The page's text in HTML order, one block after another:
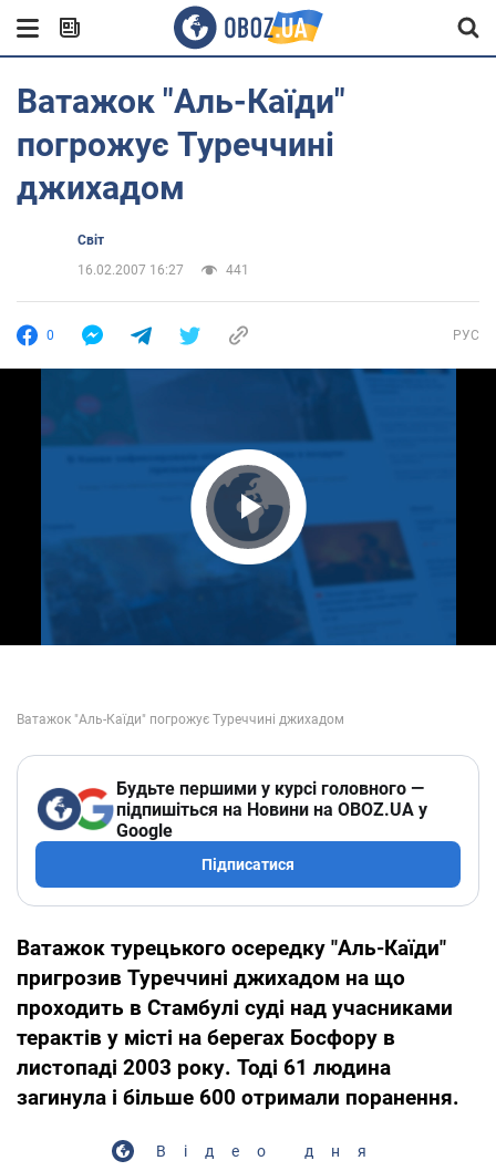
Ватажок "Аль-Каїди"
погрожує Туреччині
джихадом
Світ
16.02.2007 16:27
441
0 РУС
Play Video
Будьте першими у курсі головного —
підпишіться на Новини на OBOZ.UA у
Google
Підписатися
Ватажок турецького осередку "Аль-Каїди"
пригрозив Туреччині джихадом на що
проходить в Стамбулі суді над учасниками
терактів у місті на берегах Босфору в
листопаді 2003 року. Тоді 61 людина
загинула і більше 600 отримали поранення.
Відео дня